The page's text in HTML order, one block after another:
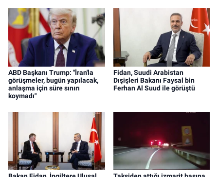
ABD Başkanı Trump: "İran'la
görüşmeler, bugün yapılacak,
anlaşma için süre sınırı
koymadı"
Fidan, Suudi Arabistan
Dışişleri Bakanı Faysal bin
Ferhan Al Suud ile görüştü